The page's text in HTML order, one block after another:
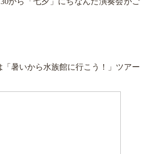
「暑いから水族館に行こう！」ツアー